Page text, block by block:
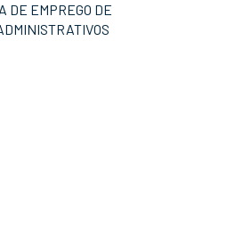
DE EMPREGO DE